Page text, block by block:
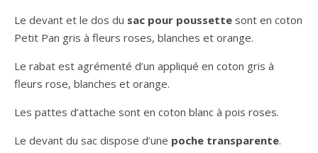
Le devant et le dos du sac pour poussette sont en coton
Petit Pan gris à fleurs roses, blanches et orange.
Le rabat est agrémenté d’un appliqué en coton gris à
fleurs rose, blanches et orange.
Les pattes d’attache sont en coton blanc à pois roses.
Le devant du sac dispose d’une poche transparente.